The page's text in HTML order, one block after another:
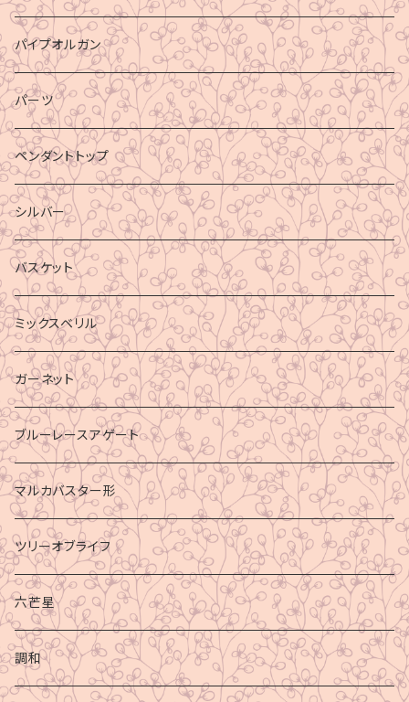
パイプオルガン
パーツ
ペンダントトップ
シルバー
バスケット
ミックスベリル
ガーネット
ブルーレースアゲート
マルカバスター形
ツリーオブライフ
六芒星
調和